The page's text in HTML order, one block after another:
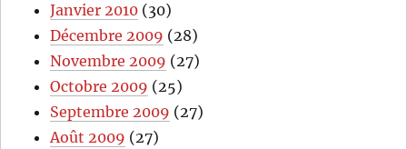
Janvier 2010 (30)
Décembre 2009 (28)
Novembre 2009 (27)
Octobre 2009 (25)
Septembre 2009 (27)
Août 2009 (27)